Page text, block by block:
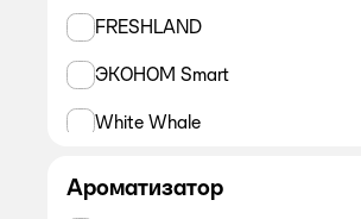
FRESHLAND
ЭКОНОМ Smart
White Whale
Ароматизатор